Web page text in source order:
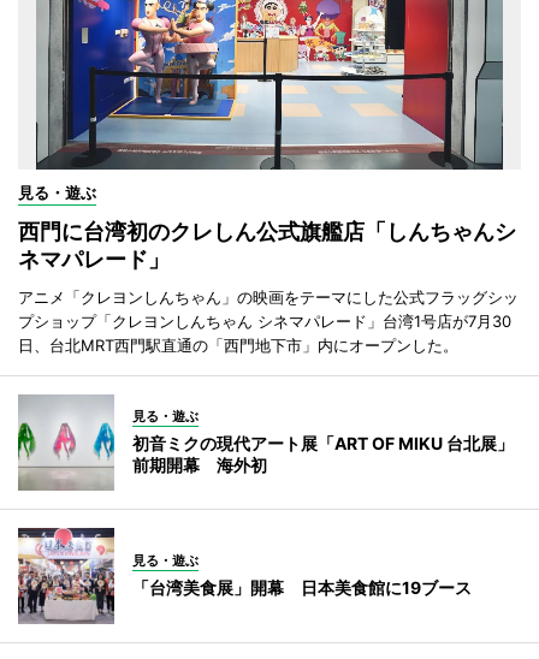
見る・遊ぶ
西門に台湾初のクレしん公式旗艦店「しんちゃんシ
ネマパレード」
アニメ「クレヨンしんちゃん」の映画をテーマにした公式フラッグシッ
プショップ「クレヨンしんちゃん シネマパレード」台湾1号店が7月30
日、台北MRT西門駅直通の「西門地下市」内にオープンした。
見る・遊ぶ
初音ミクの現代アート展「ART OF MIKU 台北展」
前期開幕 海外初
見る・遊ぶ
「台湾美食展」開幕 日本美食館に19ブース